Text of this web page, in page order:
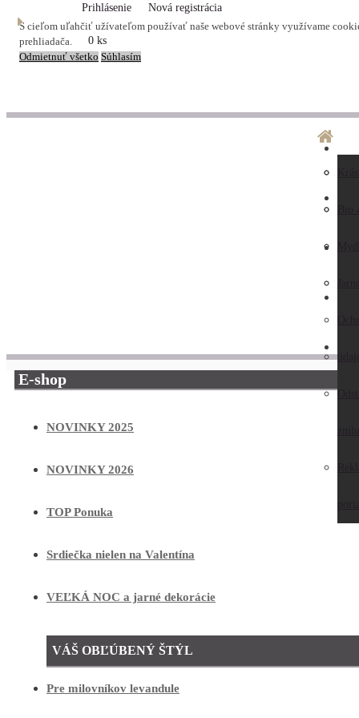
S cieľom uľahčiť užívateľom používať naše webové stránky využívame
prehliadača.
Odmietnuť všetko Súhlasím
Prihlásenie Nová registrácia
0 ks
E-shop
NOVINKY 2025
NOVINKY 2026
TOP Ponuka
Srdiečka nielen na Valentína
VEĽKÁ NOC a jarné dekorácie
VÁŠ OBĽÚBENÝ ŠTÝL
Pre milovníkov levandule